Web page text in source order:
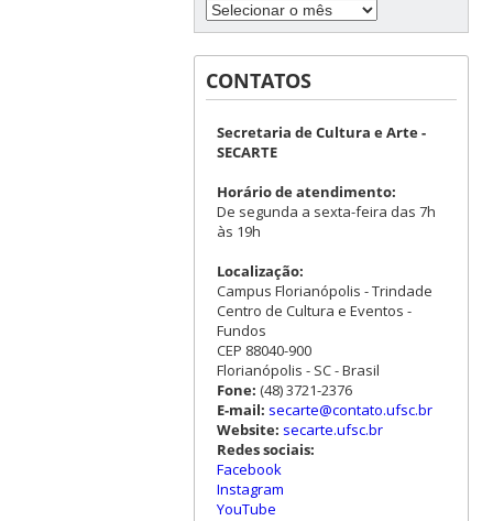
CONTATOS
Secretaria de Cultura e Arte -
SECARTE
Horário de atendimento:
De segunda a sexta-feira das 7h
às 19h
Localização:
Campus Florianópolis - Trindade
Centro de Cultura e Eventos -
Fundos
CEP 88040-900
Florianópolis - SC - Brasil
Fone: (48) 3721-2376
E-mail: secarte@contato.ufsc.br
Website: secarte.ufsc.br
Redes sociais:
Facebook
Instagram
YouTube